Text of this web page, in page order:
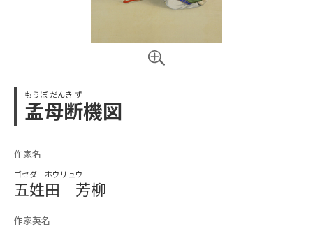
もうぼ だんき ず
孟母断機図
作家名
ゴセダ ホウリュウ
五姓田 芳柳
作家英名